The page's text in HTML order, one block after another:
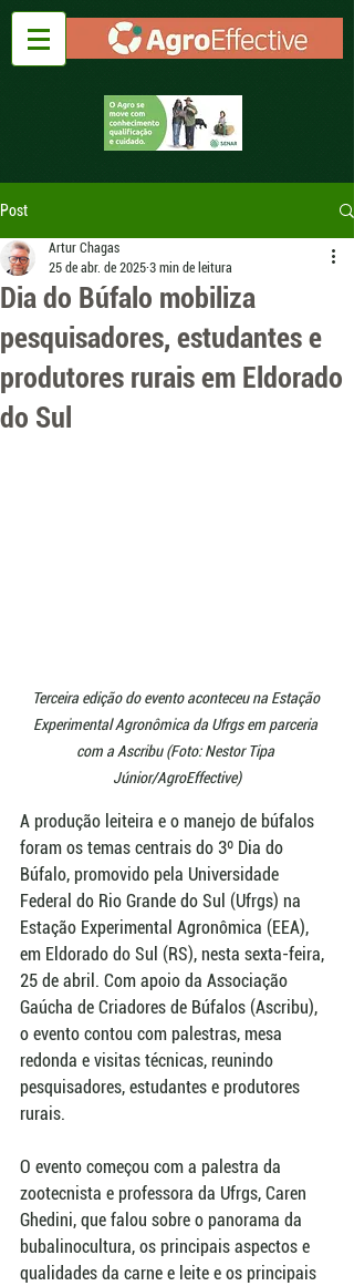
Post
Dia do Búfalo mobiliza
pesquisadores, estudantes e
produtores rurais em Eldorado
do Sul
Artur Chagas
25 de abr. de 2025 3 min de leitura
Terceira edição do evento aconteceu na Estação
Experimental Agronômica da Ufrgs em parceria
com a Ascribu (Foto: Nestor Tipa
Júnior/AgroEffective)
A produção leiteira e o manejo de búfalos
foram os temas centrais do 3º Dia do
Búfalo, promovido pela Universidade
Federal do Rio Grande do Sul (Ufrgs) na
Estação Experimental Agronômica (EEA),
em Eldorado do Sul (RS), nesta sexta-feira,
25 de abril. Com apoio da Associação
Gaúcha de Criadores de Búfalos (Ascribu),
o evento contou com palestras, mesa
redonda e visitas técnicas, reunindo
pesquisadores, estudantes e produtores
rurais.
O evento começou com a palestra da
zootecnista e professora da Ufrgs, Caren
Ghedini, que falou sobre o panorama da
bubalinocultura, os principais aspectos e
qualidades da carne e leite e os principais